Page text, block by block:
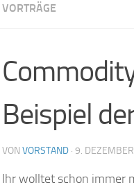
VORTRÄGE
Beispiel
VON VORSTAND · 9.
Ihr wolltet schon immer